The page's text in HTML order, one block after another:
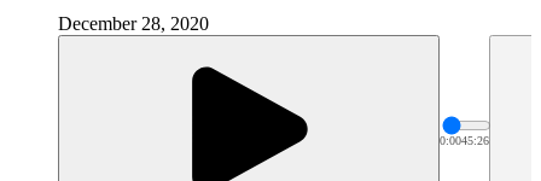
December 28, 2020
0:0045:26